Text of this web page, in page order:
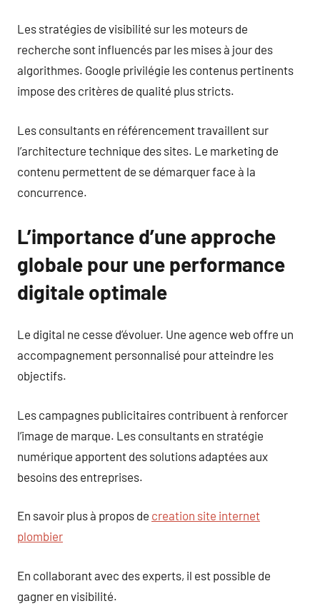
Les stratégies de visibilité sur les moteurs de
recherche sont influencés par les mises à jour des
algorithmes. Google privilégie les contenus pertinents
impose des critères de qualité plus stricts.
Les consultants en référencement travaillent sur
l’architecture technique des sites. Le marketing de
contenu permettent de se démarquer face à la
concurrence.
L’importance d’une approche
globale pour une performance
digitale optimale
Le digital ne cesse d’évoluer. Une agence web offre un
accompagnement personnalisé pour atteindre les
objectifs.
Les campagnes publicitaires contribuent à renforcer
l’image de marque. Les consultants en stratégie
numérique apportent des solutions adaptées aux
besoins des entreprises.
En savoir plus à propos de creation site internet
plombier
En collaborant avec des experts, il est possible de
gagner en visibilité.